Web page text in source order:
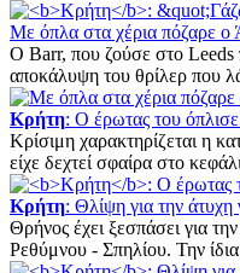
Με όπλα στα χέρια πόζαρε ο
Ο Barr, που ζούσε στο Leeds
αποκάλυψη του θρίλερ που
Κρήτη: Ο έρωτας του όπλισε
Κρίσιμη χαρακτηρίζεται η
είχε δεχτεί σφαίρα στο
Κρήτη: Θλίψη για την
Θρήνος έχει ξεσπάσει για
Ρεθύμνου - Σπηλίου. Την